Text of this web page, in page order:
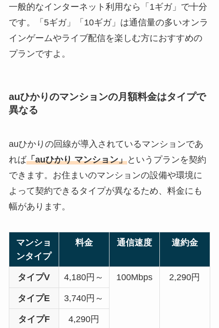
一般的なインターネット利用なら「1ギガ」で十分
です。「5ギガ」「10ギガ」は通信量の多いオンラ
インゲームやライブ配信を楽しむ方におすすめの
プランですよ。
auひかりのマンションの月額料金はタイプで
異なる
auひかりの回線が導入されているマンションであ
れば「auひかり マンション」というプランを契約
できます。お住まいのマンションの設備や環境に
よって契約できるタイプが異なるため、料金にも
幅があります。
マンショ
ンタイプ
料金 通信速度 違約金
タイプV 4,180円～ 100Mbps 2,290円
タイプE 3,740円～
タイプF 4,290円